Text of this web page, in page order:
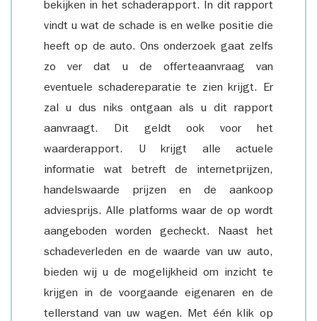
bekijken in het schaderapport. In dit rapport
vindt u wat de schade is en welke positie die
heeft op de auto. Ons onderzoek gaat zelfs
zo ver dat u de offerteaanvraag van
eventuele schadereparatie te zien krijgt. Er
zal u dus niks ontgaan als u dit rapport
aanvraagt. Dit geldt ook voor het
waarderapport. U krijgt alle actuele
informatie wat betreft de internetprijzen,
handelswaarde prijzen en de aankoop
adviesprijs. Alle platforms waar de op wordt
aangeboden worden gecheckt. Naast het
schadeverleden en de waarde van uw auto,
bieden wij u de mogelijkheid om inzicht te
krijgen in de voorgaande eigenaren en de
tellerstand van uw wagen. Met één klik op